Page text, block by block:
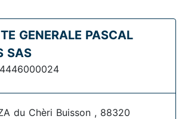
GENERALE PASCAL
SAS
du Chèri Buisson , 88320